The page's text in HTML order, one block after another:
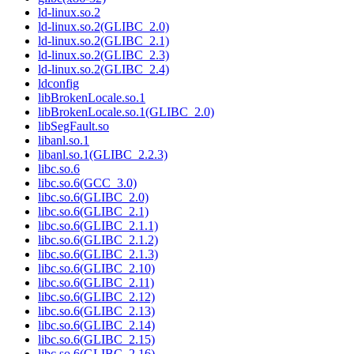
ld-linux.so.2
ld-linux.so.2(GLIBC_2.0)
ld-linux.so.2(GLIBC_2.1)
ld-linux.so.2(GLIBC_2.3)
ld-linux.so.2(GLIBC_2.4)
ldconfig
libBrokenLocale.so.1
libBrokenLocale.so.1(GLIBC_2.0)
libSegFault.so
libanl.so.1
libanl.so.1(GLIBC_2.2.3)
libc.so.6
libc.so.6(GCC_3.0)
libc.so.6(GLIBC_2.0)
libc.so.6(GLIBC_2.1)
libc.so.6(GLIBC_2.1.1)
libc.so.6(GLIBC_2.1.2)
libc.so.6(GLIBC_2.1.3)
libc.so.6(GLIBC_2.10)
libc.so.6(GLIBC_2.11)
libc.so.6(GLIBC_2.12)
libc.so.6(GLIBC_2.13)
libc.so.6(GLIBC_2.14)
libc.so.6(GLIBC_2.15)